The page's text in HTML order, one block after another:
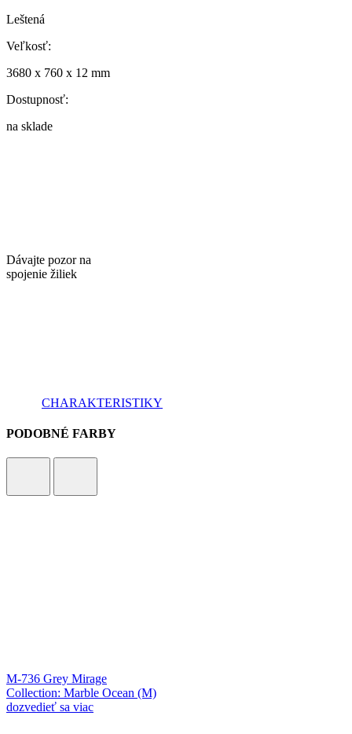
Leštená
Veľkosť:
3680 x 760 x 12 mm
Dostupnosť:
na sklade
Dávajte pozor na
spojenie žiliek
CHARAKTERISTIKY
PODOBNÉ FARBY
M-736 Grey Mirage
Collection: Marble Ocean (M)
dozvedieť sa viac